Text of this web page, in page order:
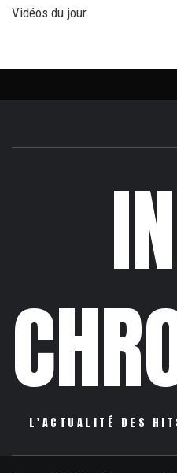
Vidéos du jour
L'ACTUALITÉ DES